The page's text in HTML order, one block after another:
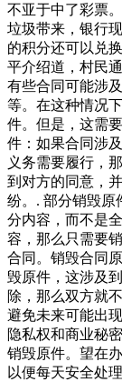
不亚于中了彩票
垃圾带来，银行
的积分还可以兑
平介绍道，村民
有些合同可能涉
等。在这种情况
件。但是，这需
件：如果合同涉
义务需要履行，
到对方的同意，
纷。. 部分销毁原
分内容，而不是
容，那么只需要
合同。销毁合同
毁原件，这涉及
除，那么双方就
避免未来可能出
隐私权和商业秘
销毁原件。望在
以便每天安全处